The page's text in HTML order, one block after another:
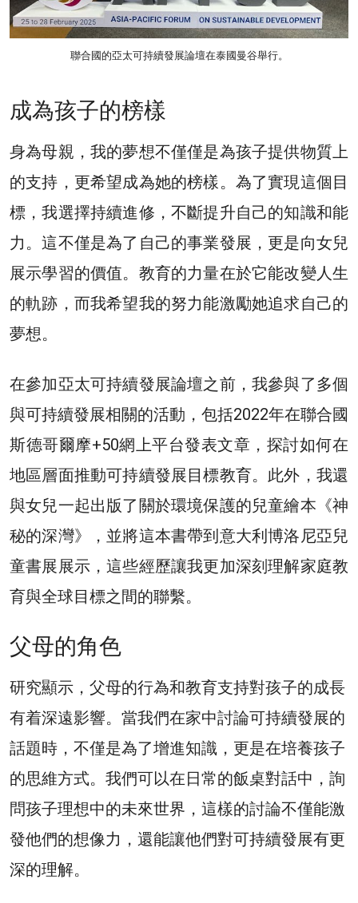
聯合國的亞太可持續發展論壇在泰國曼谷舉行。
成為孩子的榜樣
身為母親，我的夢想不僅僅是為孩子提供物質上
的支持，更希望成為她的榜樣。為了實現這個目
標，我選擇持續進修，不斷提升自己的知識和能
力。這不僅是為了自己的事業發展，更是向女兒
展示學習的價值。教育的力量在於它能改變人生
的軌跡，而我希望我的努力能激勵她追求自己的
夢想。
在參加亞太可持續發展論壇之前，我參與了多個
與可持續發展相關的活動，包括2022年在聯合國
斯德哥爾摩+50網上平台發表文章，探討如何在
地區層面推動可持續發展目標教育。此外，我還
與女兒一起出版了關於環境保護的兒童繪本《神
秘的深灣》，並將這本書帶到意大利博洛尼亞兒
童書展展示，這些經歷讓我更加深刻理解家庭教
育與全球目標之間的聯繫。
父母的角色
研究顯示，父母的行為和教育支持對孩子的成長
有着深遠影響。當我們在家中討論可持續發展的
話題時，不僅是為了增進知識，更是在培養孩子
的思維方式。我們可以在日常的飯桌對話中，詢
問孩子理想中的未來世界，這樣的討論不僅能激
發他們的想像力，還能讓他們對可持續發展有更
深的理解。